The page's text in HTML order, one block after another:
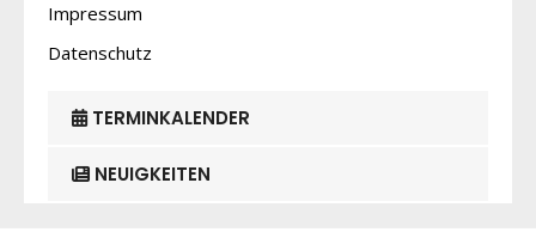
Impressum
Datenschutz
TERMINKALENDER
NEUIGKEITEN